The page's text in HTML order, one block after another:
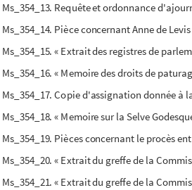
Ms_354_13. Requête et ordonnance
Ms_354_14. Pièce concernant Anne de
Ms_354_15. « Extrait des registres de
Ms_354_16. « Memoire des droits de
Ms_354_17. Copie d'assignation donnée à
Ms_354_18. « Memoire sur la Selve
Ms_354_19. Pièces concernant le procès
Ms_354_20. « Extrait du greffe de la
Ms_354_21. « Extrait du greffe de la